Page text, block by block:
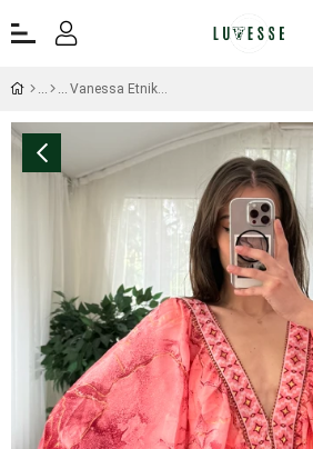
Vanessa Etnik Desen Pembe Yarım Kol İpek Elbise